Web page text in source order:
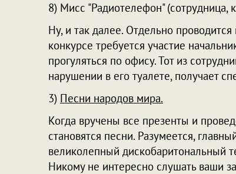
8) Мисс "Радиотелефон" (сотрудница,
Ну, и так далее. Отдельно
конкурсе требуется участие
прогуляться по офису. Тот из
нарушении в его туалете, получает
3) Песни народов мира.
Когда вручены все презенты и
становятся песни. Разумеется,
великолепный дискобаритональный
Никому не интересно слушать ваши